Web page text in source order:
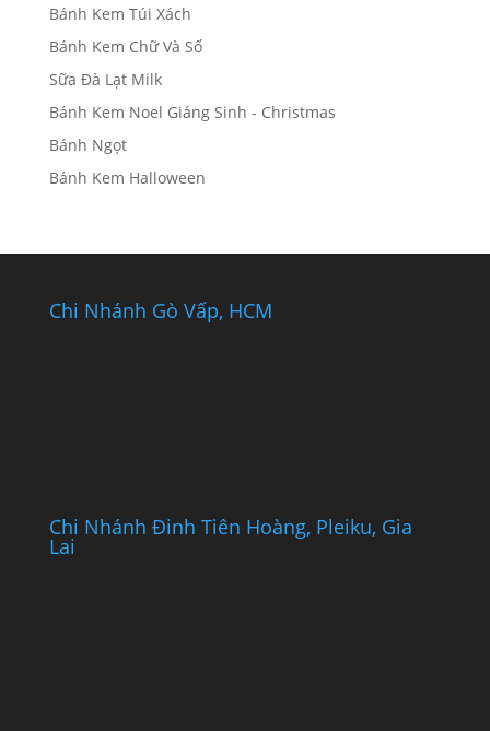
Bánh Kem Túi Xách
Bánh Kem Chữ Và Số
Sữa Đà Lạt Milk
Bánh Kem Noel Giáng Sinh - Christmas
Bánh Ngọt
Bánh Kem Halloween
Chi Nhánh Gò Vấp, HCM
Chi Nhánh Đinh Tiên Hoàng, Pleiku, Gia
Lai